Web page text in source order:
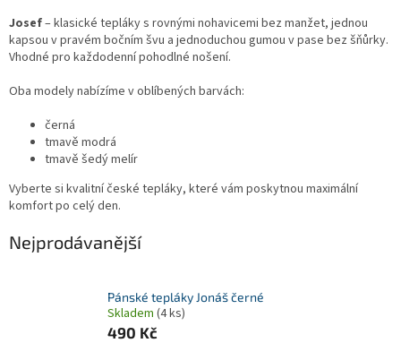
Josef– klasické tepláky s rovnými nohavicemi bez manžet, jednou
kapsou v pravém bočním švu a jednoduchou gumou v pase bez šňůrky.
Vhodné pro každodenní pohodlné nošení.
Oba modely nabízíme v oblíbených barvách:
černá
tmavě modrá
tmavě šedý melír
Vyberte si kvalitní české tepláky, které vám poskytnou maximální
komfort po celý den.
Nejprodávanější
Pánské tepláky Jonáš černé
Skladem (4 ks)
490 Kč